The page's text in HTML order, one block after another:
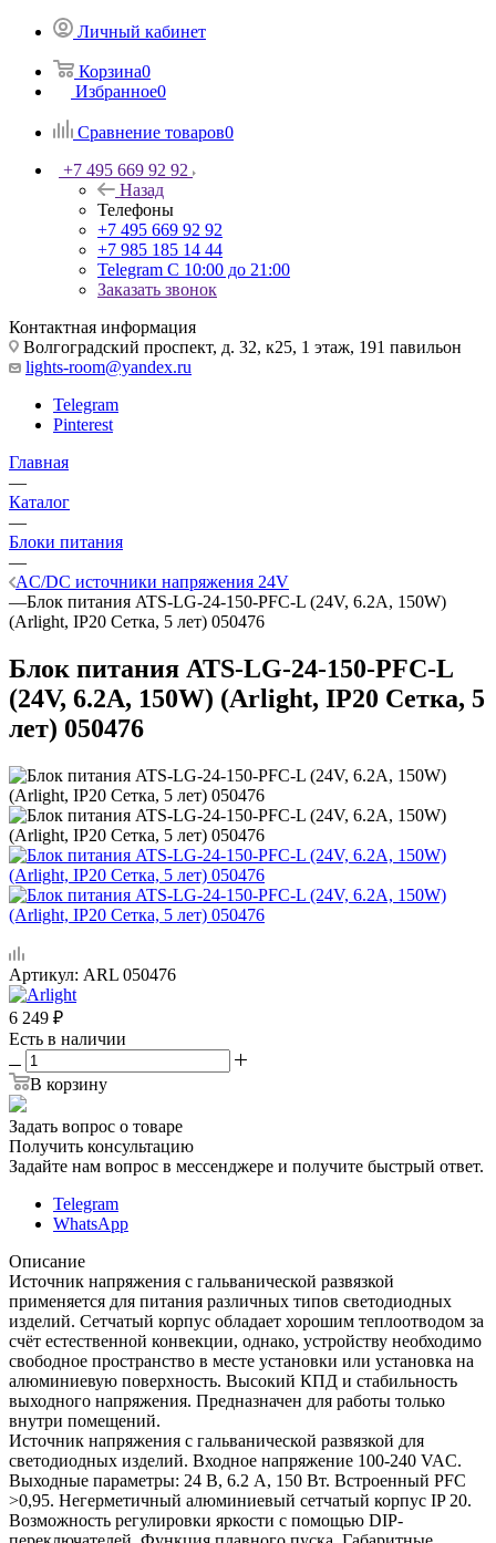
Личный кабинет
Корзина0
Избранное0
Сравнение товаров0
+7 495 669 92 92
Назад
Телефоны
+7 495 669 92 92
+7 985 185 14 44
Telegram С 10:00 до 21:00
Заказать звонок
Контактная информация
Волгоградский проспект, д. 32, к25, 1 этаж, 191 павильон
lights-room@yandex.ru
Telegram
Pinterest
Главная
—
Каталог
—
Блоки питания
—
AC/DC источники напряжения 24V
—Блок питания ATS-LG-24-150-PFC-L (24V, 6.2A, 150W)
(Arlight, IP20 Сетка, 5 лет) 050476
Блок питания ATS-LG-24-150-PFC-L
(24V, 6.2A, 150W) (Arlight, IP20 Сетка, 5
лет) 050476
Артикул: ARL 050476
6 249 ₽
Есть в наличии
В корзину
Задать вопрос о товаре
Получить консультацию
Задайте нам вопрос в мессенджере и получите быстрый ответ.
Telegram
WhatsApp
Описание
Источник напряжения с гальванической развязкой
применяется для питания различных типов светодиодных
изделий. Сетчатый корпус обладает хорошим теплоотводом за
счёт естественной конвекции, однако, устройству необходимо
свободное пространство в месте установки или установка на
алюминиевую поверхность. Высокий КПД и стабильность
выходного напряжения. Предназначен для работы только
внутри помещений.
Источник напряжения с гальванической развязкой для
светодиодных изделий. Входное напряжение 100-240 VAC.
Выходные параметры: 24 В, 6.2 А, 150 Вт. Встроенный PFC
>0,95. Негерметичный алюминиевый сетчатый корпус IP 20.
Возможность регулировки яркости с помощью DIP-